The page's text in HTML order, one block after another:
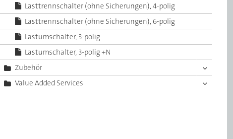
Lasttrennschalter (ohne Sicherungen), 4-polig
Lasttrennschalter (ohne Sicherungen), 6-polig
Lastumschalter, 3-polig
Lastumschalter, 3-polig +N
Zubehör
Value Added Services